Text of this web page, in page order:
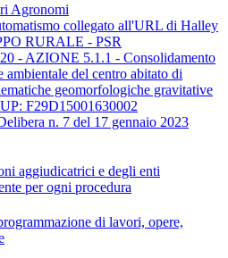
Agronomi
collegato all'URL di Halley
RURALE - PSR
- AZIONE 5.1.1 - Consolidamento
ambientale del centro abitato di
geomorfologiche gravitative
F29D15001630002
n. 7 del 17 gennaio 2023
aggiudicatrici e degli enti
per ogni procedura
di lavori, opere,